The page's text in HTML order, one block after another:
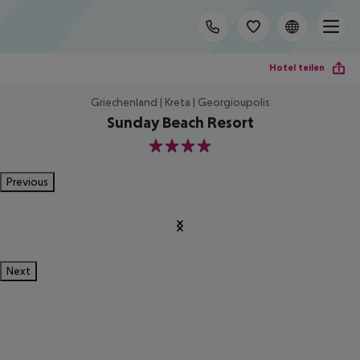
Hotel teilen
Griechenland | Kreta | Georgioupolis
Sunday Beach Resort
4
Previous
Next